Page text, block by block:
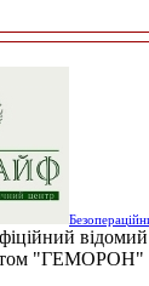
відомий
"ГЕМОРОН"